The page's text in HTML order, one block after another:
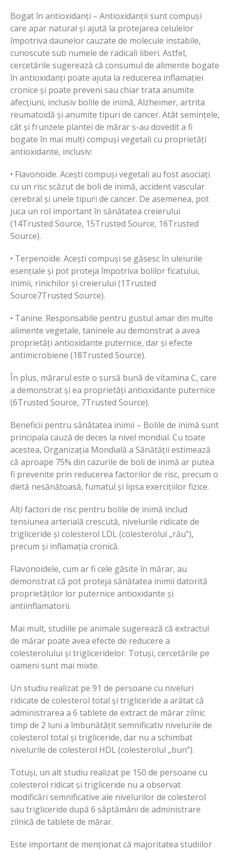
Bogat în antioxidanți – Antioxidanții sunt compuși
care apar natural și ajută la protejarea celulelor
împotriva daunelor cauzate de molecule instabile,
cunoscute sub numele de radicali liberi. Astfel,
cercetările sugerează că consumul de alimente bogate
în antioxidanți poate ajuta la reducerea inflamației
cronice și poate preveni sau chiar trata anumite
afecțiuni, inclusiv bolile de inimă, Alzheimer, artrita
reumatoidă și anumite tipuri de cancer. Atât semințele,
cât și frunzele plantei de mărar s-au dovedit a fi
bogate în mai mulți compuși vegetali cu proprietăți
antioxidante, inclusiv:
• Flavonoide. Acești compuși vegetali au fost asociați
cu un risc scăzut de boli de inimă, accident vascular
cerebral și unele tipuri de cancer. De asemenea, pot
juca un rol important în sănătatea creierului
(14Trusted Source, 15Trusted Source, 16Trusted
Source).
• Terpenoide. Acești compuși se găsesc în uleiurile
esențiale și pot proteja împotriva bolilor ficatului,
inimii, rinichilor și creierului (1Trusted
Source7Trusted Source).
• Tanine. Responsabile pentru gustul amar din multe
alimente vegetale, taninele au demonstrat a avea
proprietăți antioxidante puternice, dar și efecte
antimicrobiene (18Trusted Source).
În plus, mărarul este o sursă bună de vitamina C, care
a demonstrat și ea proprietăți antioxidante puternice
(6Trusted Source, 7Trusted Source).
Beneficii pentru sănătatea inimii – Bolile de inimă sunt
principala cauză de deces la nivel mondial. Cu toate
acestea, Organizația Mondială a Sănătății estimează
că aproape 75% din cazurile de boli de inimă ar putea
fi prevenite prin reducerea factorilor de risc, precum o
dietă nesănătoasă, fumatul și lipsa exercițiilor fizice.
Alți factori de risc pentru bolile de inimă includ
tensiunea arterială crescută, nivelurile ridicate de
trigliceride și colesterol LDL (colesterolul „rău”),
precum și inflamația cronică.
Flavonoidele, cum ar fi cele găsite în mărar, au
demonstrat că pot proteja sănătatea inimii datorită
proprietăților lor puternice antioxidante și
antiinflamatorii.
Mai mult, studiile pe animale sugerează că extractul
de mărar poate avea efecte de reducere a
colesterolului și trigliceridelor. Totuși, cercetările pe
oameni sunt mai mixte.
Un studiu realizat pe 91 de persoane cu niveluri
ridicate de colesterol total și trigliceride a arătat că
administrarea a 6 tablete de extract de mărar zilnic
timp de 2 luni a îmbunătățit semnificativ nivelurile de
colesterol total și trigliceride, dar nu a schimbat
nivelurile de colesterol HDL (colesterolul „bun”).
Totuși, un alt studiu realizat pe 150 de persoane cu
colesterol ridicat și trigliceride nu a observat
modificări semnificative ale nivelurilor de colesterol
sau trigliceride după 6 săptămâni de administrare
zilnică de tablete de mărar.
Este important de menționat că majoritatea studiilor